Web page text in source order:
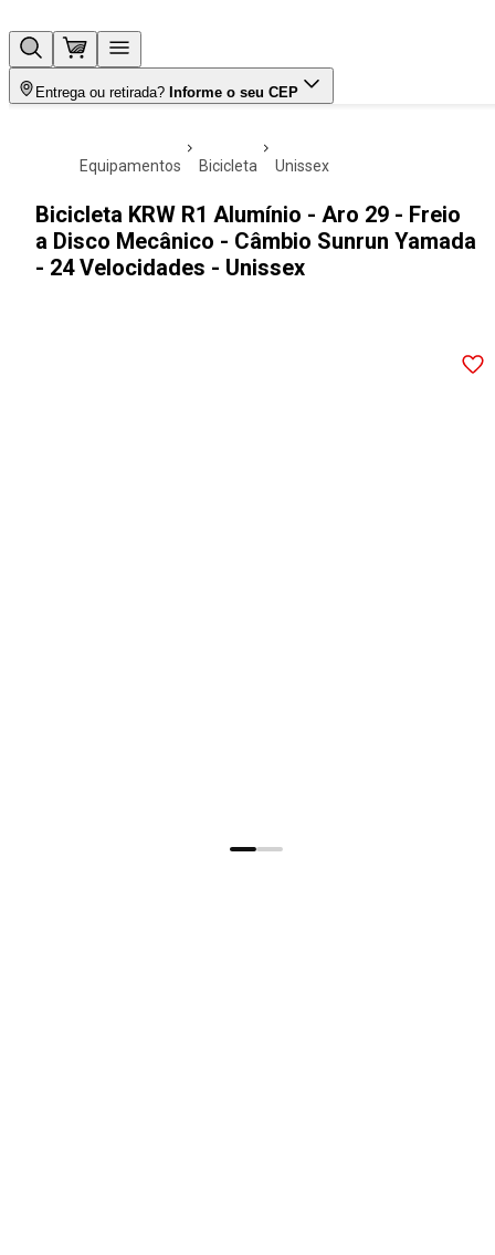
Entrega ou retirada? Informe o seu CEP
equipamentos bicicleta unissex
Bicicleta KRW R1 Alumínio - Aro 29 - Freio
a Disco Mecânico - Câmbio Sunrun Yamada
- 24 Velocidades - Unissex